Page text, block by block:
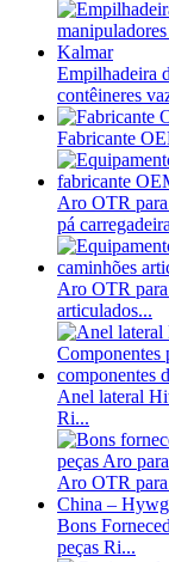
Empilhadeira
contêineres
Fabricante
Aro OTR
pá
Aro OTR para
articulados...
Anel lateral
Ri...
Bons
peças Ri...